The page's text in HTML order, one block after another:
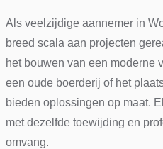
Als veelzijdige aannemer in
breed scala aan projecten
het bouwen van een moderne
een oude boerderij of het
bieden oplossingen op maat.
met dezelfde toewijding en
omvang.